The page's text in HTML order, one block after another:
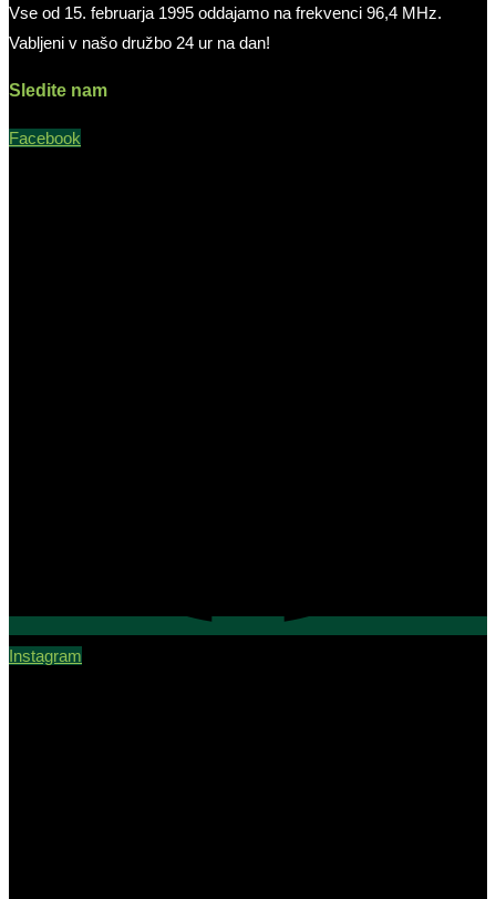
Vse od 15. februarja 1995 oddajamo na frekvenci 96,4 MHz.
Vabljeni v našo družbo 24 ur na dan!
Sledite nam
Facebook
Instagram